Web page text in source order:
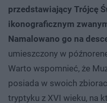
przedstawiający Trójcę
ikonograficznym
Namalowano go na
umieszczony w
Warto wspomnieć, że
posiada w swoich
tryptyku z XVI wieku, na